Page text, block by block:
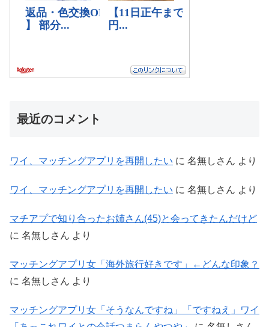
最近のコメント
ワイ、マッチングアプリを再開したい に 名無しさん より
ワイ、マッチングアプリを再開したい に 名無しさん より
マチアプで知り合ったお姉さん(45)と会ってきたんだけど
に 名無しさん より
マッチングアプリ女「海外旅行好きです」←どんな印象？
に 名無しさん より
マッチングアプリ女「そうなんですね」「ですねえ」ワイ